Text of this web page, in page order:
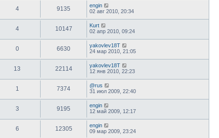
4 9135
engin
02 авг 2010, 20:34
4 10147
Kurt
02 апр 2010, 09:24
0 6630
yakovlev18T
24 мар 2010, 21:05
13 22114
yakovlev18T
12 янв 2010, 22:23
1 7374
@rus
31 июл 2009, 22:40
3 9195
engin
12 май 2009, 12:17
6 12305
engin
09 мар 2009, 23:24